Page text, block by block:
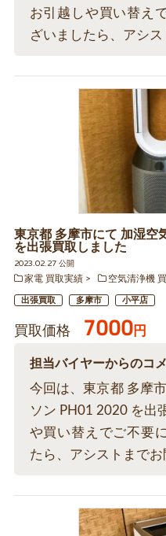
お引越しや買い替え
ざいましたら、アシス
東京都 多摩市にて 加湿空
を出張買取しました
2023.02.27 公開
家電 買取実績
空気清浄機
出張買取 多摩市 小平店
買取価格 7000円
担当バイヤーからのコ
今回は、東京都 多摩
ソン PH01 2020 を出
や買い替えでご不要
たら、アシストまでお